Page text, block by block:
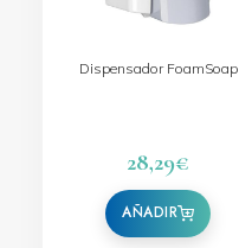
Dispensador FoamSoap
28,29€